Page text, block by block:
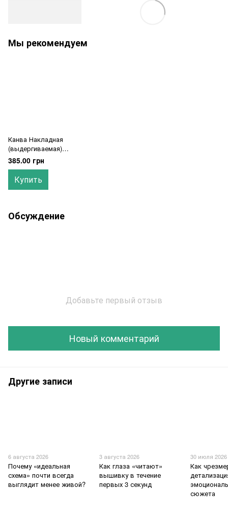
Мы рекомендуем
Канва Накладная
(выдергиваемая)
Zweigart 510/56 (68 см х
1м) белая
385.00 грн
Купить
Обсуждение
Добавьте первый отзыв
Новый комментарий
Другие записи
6 августа 2026
Почему «идеальная
схема» почти всегда
выглядит менее живой?
3 августа 2026
Как глаза «читают»
вышивку в течение
первых 3 секунд
30 июля 2026
Как
сюжета